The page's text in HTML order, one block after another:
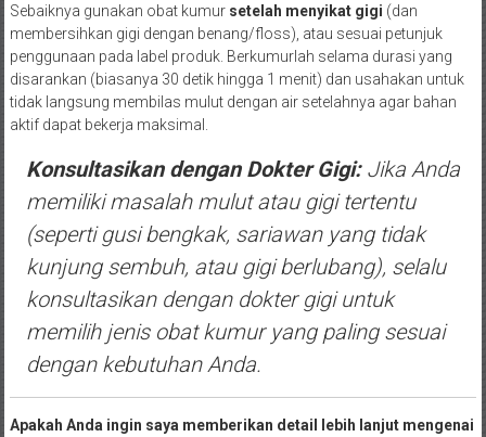
Sebaiknya gunakan obat kumur setelah menyikat gigi (dan
membersihkan gigi dengan benang/floss), atau sesuai petunjuk
penggunaan pada label produk. Berkumurlah selama durasi yang
disarankan (biasanya 30 detik hingga 1 menit) dan usahakan untuk
tidak langsung membilas mulut dengan air setelahnya agar bahan
aktif dapat bekerja maksimal.
Konsultasikan dengan Dokter Gigi:Jika Anda
memiliki masalah mulut atau gigi tertentu
(seperti gusi bengkak, sariawan yang tidak
kunjung sembuh, atau gigi berlubang), selalu
konsultasikan dengan dokter gigi untuk
memilih jenis obat kumur yang paling sesuai
dengan kebutuhan Anda.
Apakah Anda ingin saya memberikan detail lebih lanjut mengenai